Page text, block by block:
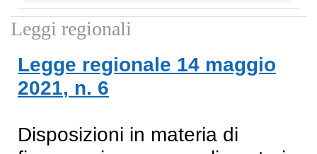
Leggi regionali
Legge regionale 14 maggio
2021, n. 6
Disposizioni in materia di